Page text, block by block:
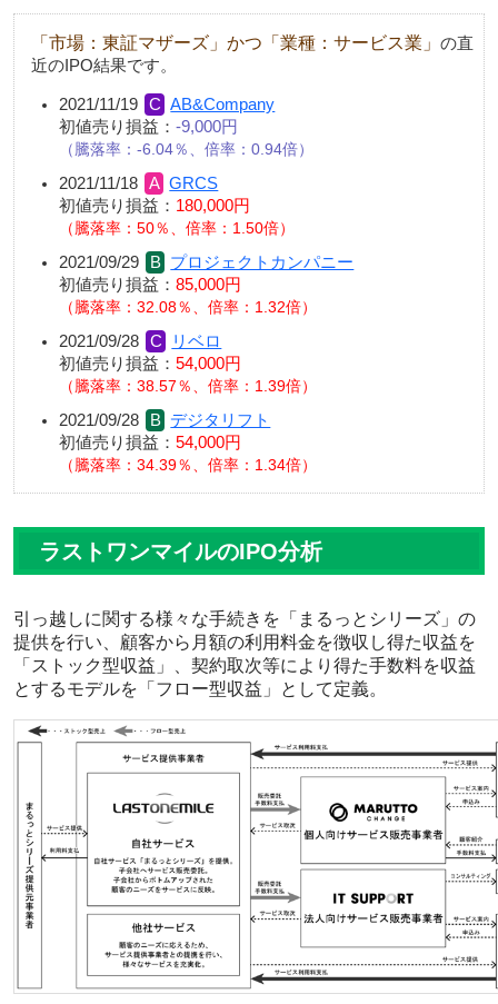
「市場：東証マザーズ」かつ「業種：サービス業」 の直
近のIPO結果です。
2021/11/19
AB&Company
初値売り損益： -9,000円
騰落率：-6.04％、倍率：0.94倍
2021/11/18
GRCS
初値売り損益： 180,000円
騰落率：50％、倍率：1.50倍
2021/09/29
プロジェクトカンパニー
初値売り損益： 85,000円
騰落率：32.08％、倍率：1.32倍
2021/09/28
リベロ
初値売り損益： 54,000円
騰落率：38.57％、倍率：1.39倍
2021/09/28
デジタリフト
初値売り損益： 54,000円
騰落率：34.39％、倍率：1.34倍
ラストワンマイルのIPO分析
引っ越しに関する様々な手続きを「まるっとシリーズ」の
提供を行い、顧客から月額の利用料金を徴収し得た収益を
「ストック型収益」、契約取次等により得た手数料を収益
とするモデルを「フロー型収益」として定義。